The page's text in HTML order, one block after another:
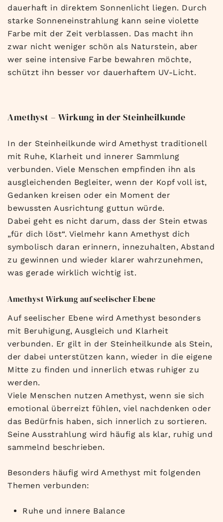
dauerhaft in direktem Sonnenlicht liegen. Durch
starke Sonneneinstrahlung kann seine violette
Farbe mit der Zeit verblassen. Das macht ihn
zwar nicht weniger schön als Naturstein, aber
wer seine intensive Farbe bewahren möchte,
schützt ihn besser vor dauerhaftem UV-Licht.
Amethyst – Wirkung in der Steinheilkunde
In der Steinheilkunde wird Amethyst traditionell
mit Ruhe, Klarheit und innerer Sammlung
verbunden. Viele Menschen empfinden ihn als
ausgleichenden Begleiter, wenn der Kopf voll ist,
Gedanken kreisen oder ein Moment der
bewussten Ausrichtung guttun würde.
Dabei geht es nicht darum, dass der Stein etwas
„für dich löst“. Vielmehr kann Amethyst dich
symbolisch daran erinnern, innezuhalten, Abstand
zu gewinnen und wieder klarer wahrzunehmen,
was gerade wirklich wichtig ist.
Amethyst Wirkung auf seelischer Ebene
Auf seelischer Ebene wird Amethyst besonders
mit Beruhigung, Ausgleich und Klarheit
verbunden. Er gilt in der Steinheilkunde als Stein,
der dabei unterstützen kann, wieder in die eigene
Mitte zu finden und innerlich etwas ruhiger zu
werden.
Viele Menschen nutzen Amethyst, wenn sie sich
emotional überreizt fühlen, viel nachdenken oder
das Bedürfnis haben, sich innerlich zu sortieren.
Seine Ausstrahlung wird häufig als klar, ruhig und
sammelnd beschrieben.
Besonders häufig wird Amethyst mit folgenden
Themen verbunden:
Ruhe und innere Balance